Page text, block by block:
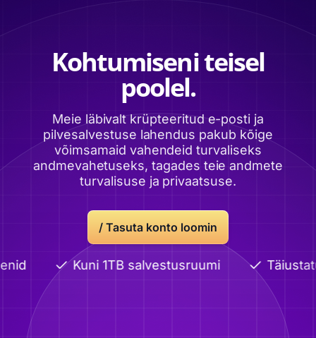
Kohtumiseni teisel
poolel.
Meie läbivalt krüpteeritud e-posti ja
pilvesalvestuse lahendus pakub kõige
võimsamaid vahendeid turvaliseks
andmevahetuseks, tagades teie andmete
turvalisuse ja privaatsuse.
/ Tasuta konto loomin
Kuni 1TB salvestusruumi